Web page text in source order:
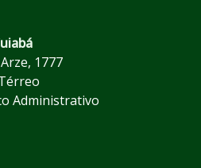
1777
Administrativo